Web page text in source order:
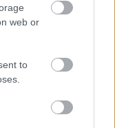
web or
to